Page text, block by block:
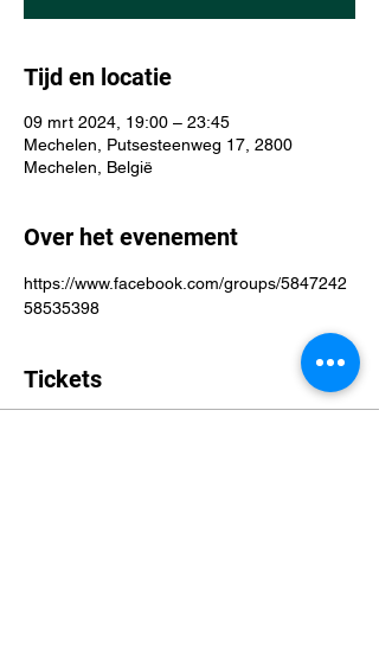
Tijd en locatie
09 mrt 2024, 19:00 – 23:45
Mechelen, Putsesteenweg 17, 2800
Mechelen, België
Over het evenement
https://www.facebook.com/groups/5847242
58535398
Tickets